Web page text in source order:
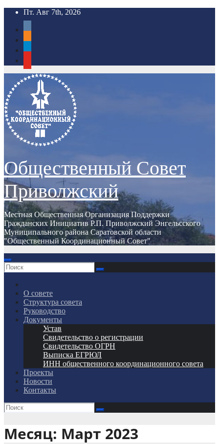
Перейти
содержимому
Пт. Авг 7th, 2026
Общественный Совет
Приволжский
Местная Общественная Организация Поддержки
Гражданских Инициатив Р.П. Приволжский Энгельсского
Муниципального района Саратовской области
"Общественный Координационный Совет"
О совете
Структура совета
Руководство
Документы
Устав
Свидетельство о регистрации
Свидетельство ОГРН
Выписка ЕГРЮЛ
ИНН общественного координационного совета
Проекты
Новости
Контакты
Месяц: Март 2023